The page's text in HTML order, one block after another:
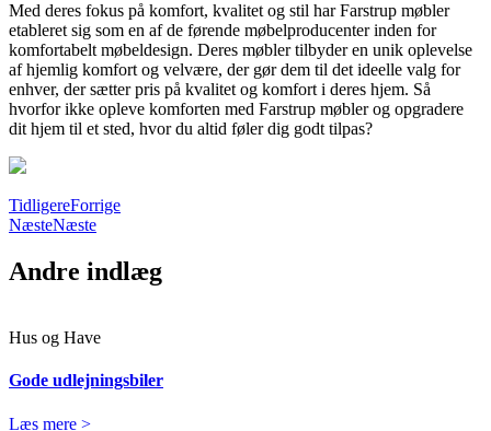
Med deres fokus på komfort, kvalitet og stil har Farstrup møbler
etableret sig som en af de førende møbelproducenter inden for
komfortabelt møbeldesign. Deres møbler tilbyder en unik oplevelse
af hjemlig komfort og velvære, der gør dem til det ideelle valg for
enhver, der sætter pris på kvalitet og komfort i deres hjem. Så
hvorfor ikke opleve komforten med Farstrup møbler og opgradere
dit hjem til et sted, hvor du altid føler dig godt tilpas?
TidligereForrige
NæsteNæste
Andre indlæg
Hus og Have
Gode udlejningsbiler
Læs mere >